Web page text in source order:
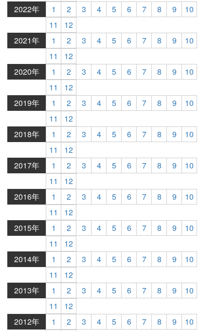
2022年
1 2 3 4 5 6 7 8 9
10
11
12
2021年
1 2 3 4 5 6 7 8 9
10
11
12
2020年
1 2 3 4 5 6 7 8 9
10
11
12
2019年
1 2 3 4 5 6 7 8 9
10
11
12
2018年
1 2 3 4 5 6 7 8 9
10
11
12
2017年
1 2 3 4 5 6 7 8 9
10
11
12
2016年
1 2 3 4 5 6 7 8 9
10
11
12
2015年
1 2 3 4 5 6 7 8 9
10
11
12
2014年
1 2 3 4 5 6 7 8 9
10
11
12
2013年
1 2 3 4 5 6 7 8 9
10
11
12
2012年
1 2 3 4 5 6 7 8 9
10